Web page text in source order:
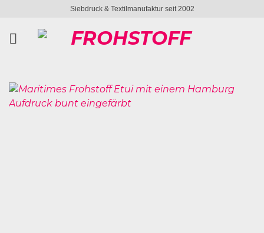
springen
Siebdruck & Textilmanufaktur seit 2002